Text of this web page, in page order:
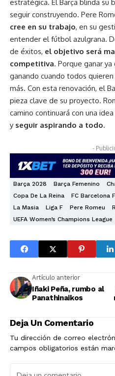
estratégica. El Barça blinda su
seguir construyendo. Pere
cree en su trabajo, en su
entender el fútbol azulgrana.
de éxitos, el objetivo será
competitiva. Porque ganar
ganando cuando todos
más. Con esta renovación, el
pieza clave de su proyecto.
camino continuará con una idea
y seguir aspirando a todo.
-
Barça 2028 Barça Femenino
Copa De La Reina
FC Barcelona
La Masia
Liga F Pere Romeu
UEFA Women’s Champions League
Artículo anterior
Iñaki Peña, rumbo al
Panathinaikos
Deja Un Comentario
Tu dirección de correo
campos obligatorios están